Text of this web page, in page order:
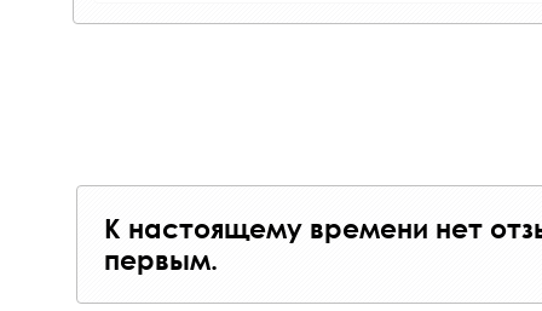
К настоящему времени нет
первым.